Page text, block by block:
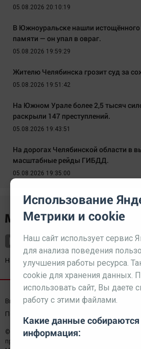
05.08.2026 20:10:19
В Южноуральске нашли истощённого
памяти — он упал в овраг.
05.08.2026 19:59:29
Жителю Челябинска грозит суд за
05.08.2026 19:51:42
На Южном Урале более 2,5 тысяч
раскрыли 147 преступлений.
05.08.2026 19:43:51
На дорогах Челябинской области в
масштабные рейды ГИБДД.
05.08.2026 19:35:00
Наш партнерkurorty-sochi.ru
Выходные данные СМИ Реклама
Пользовательское соглашение
© 2026 МЕДИАЗАВОД — Сайт может содержать
предназначенный для лиц 18+
Использование
Метрики и cookie
Наш сайт использует сервис
для анализа поведения
улучшения работы ресурса.
cookie для хранения данных.
использовать сайт, Вы даете
работу с этими файлами.
Какие данные
информация: